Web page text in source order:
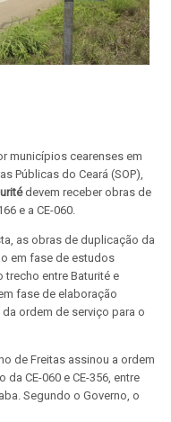
municípios cearenses em
Públicas do Ceará (SOP),
devem receber obras de
e a CE-060.
as obras de duplicação da
em fase de estudos
trecho entre Baturité e
fase de elaboração
ordem de serviço para o
de Freitas assinou a ordem
CE-060 e CE-356, entre
Segundo o Governo, o